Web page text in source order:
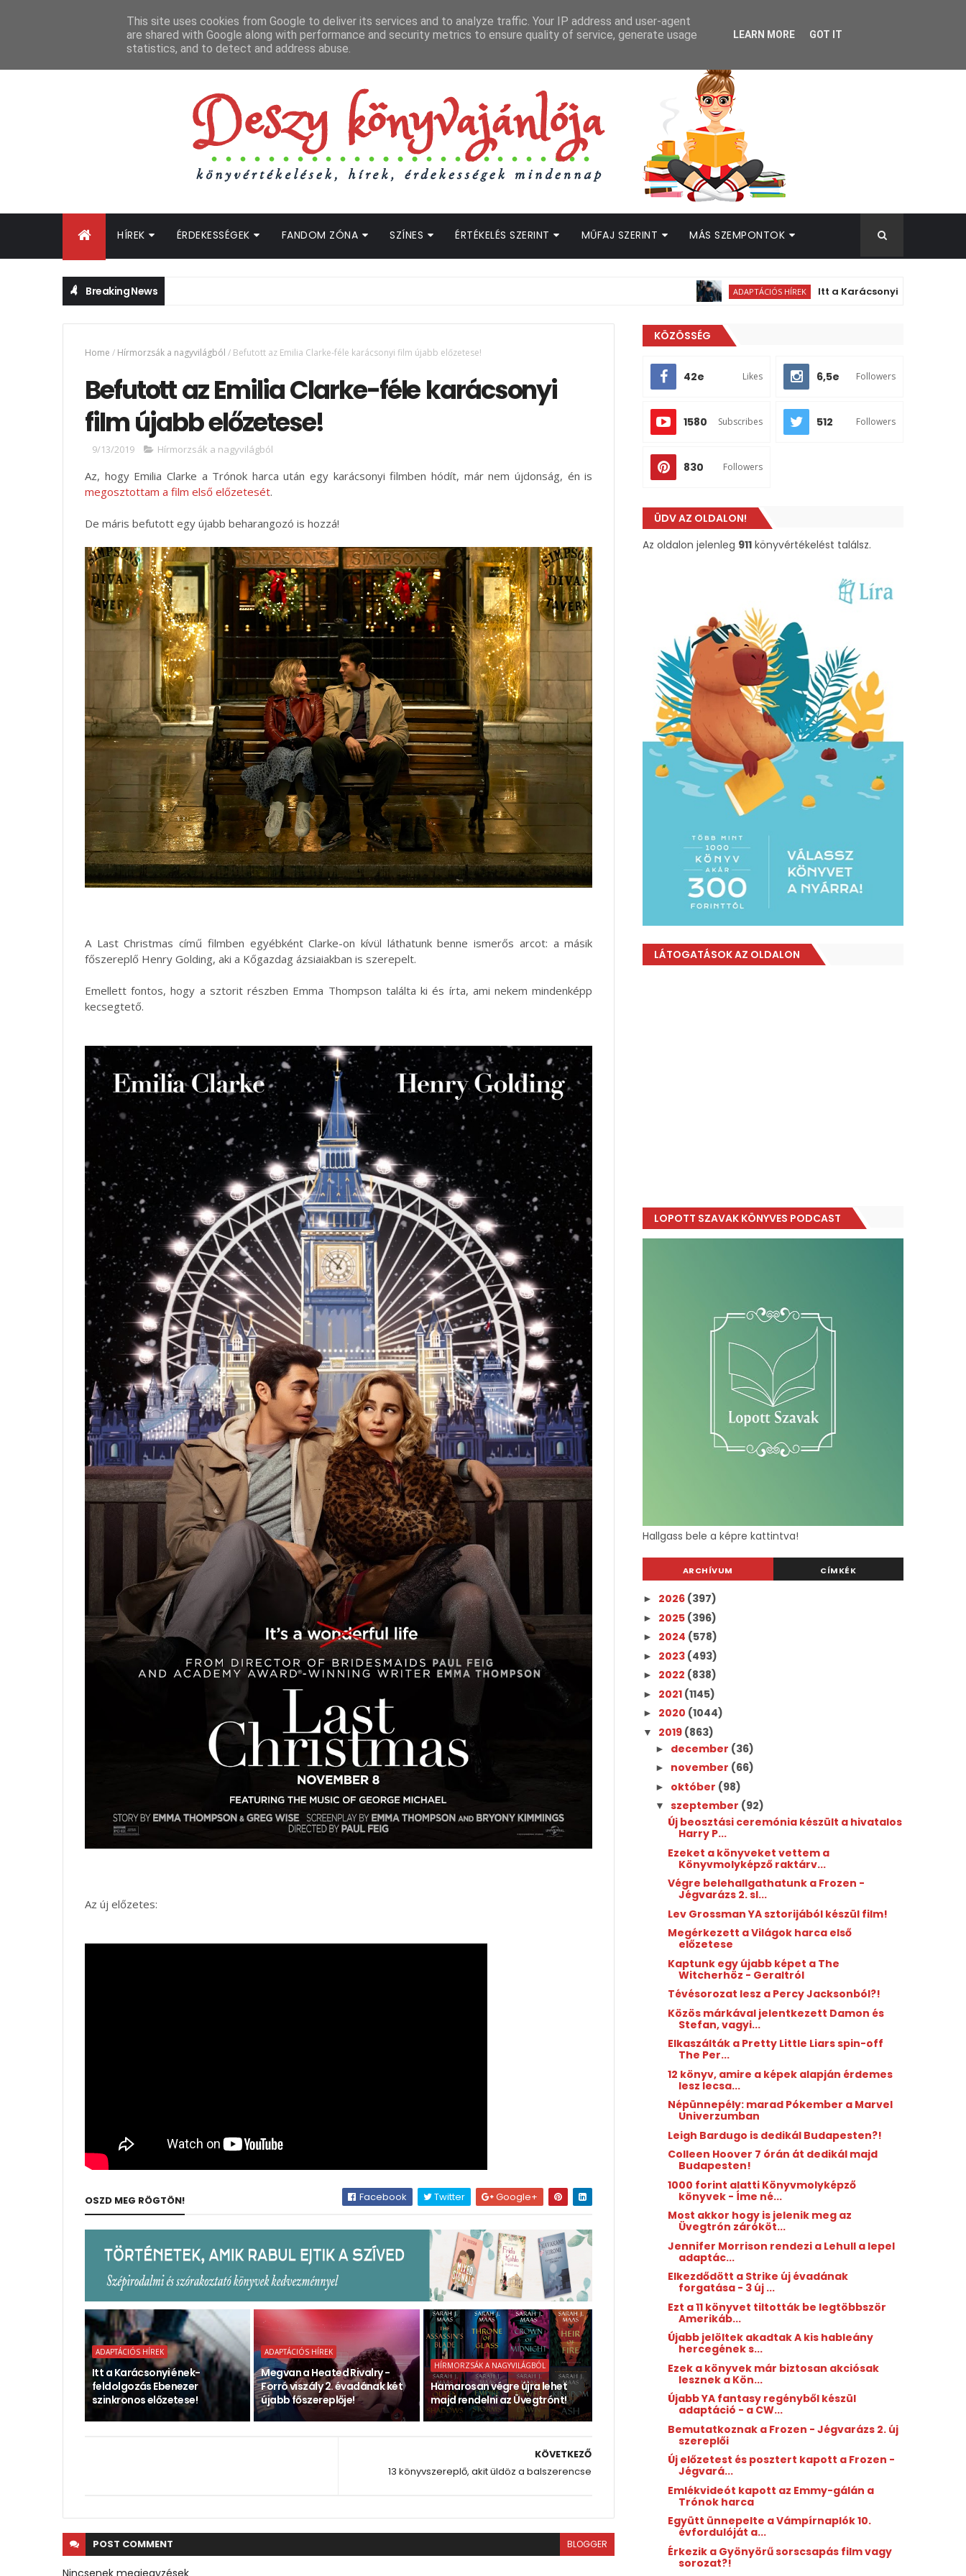
HÍREK ÉRDEKESSÉGEK FANDOM ZÓNA SZÍNES ÉRTÉKELÉS SZERINT MŰFAJ SZERINT MÁS SZEMPONTOK
Breaking News ADAPTÁCIÓS HÍREK Itt a Karácsonyi ének-feldolgozás
Home / Hírmorzsák a nagyvilágból / Befutott az Emilia Clarke-féle karácsonyi film újabb előzetese!
Befutott az Emilia Clarke-féle karácsonyi
film újabb előzetese!
9/13/2019 Hírmorzsák a nagyvilágból
Az, hogy Emilia Clarke a Trónok harca után egy karácsonyi filmben hódít, már nem újdonság, én is
megosztottam a film első előzetesét.
De máris befutott egy újabb beharangozó is hozzá!
A Last Christmas című filmben egyébként Clarke-on kívül láthatunk benne ismerős arcot: a másik
főszereplő Henry Golding, aki a Kőgazdag ázsiaiakban is szerepelt.
Emellett fontos, hogy a sztorit részben Emma Thompson találta ki és írta, ami nekem mindenképp
kecsegtető.
Az új előzetes:
OSZD MEG RÖGTÖN! Facebook Twitter Google+
ADAPTÁCIÓS HÍREK
Itt a Karácsonyi ének-
feldolgozás Ebenezer
szinkronos előzetese!
ADAPTÁCIÓS HÍREK
Megvan a Heated Rivalry -
Forró viszály 2. évadának két
újabb főszereplője!
HÍRMORZSÁK A NAGYVILÁGBÓL
Hamarosan végre újra lehet
majd rendelni az Üvegtrónt!
KÖVETKEZŐ
13 könyvszereplő, akit üldöz a balszerencse
POST COMMENT BLOGGER
KÖZÖSSÉG
42e Likes 6,5e Followers
1580 Subscribes 512 Followers
830 Followers
ÜDV AZ OLDALON!
Az oldalon jelenleg 911 könyvértékelést találsz.
LÁTOGATÁSOK AZ OLDALON
LOPOTT SZAVAK KÖNYVES PODCAST
Hallgass bele a képre kattintva!
ARCHÍVUM CÍMKÉK
► 2026 (397)
► 2025 (396)
► 2024 (578)
► 2023 (493)
► 2022 (838)
► 2021 (1145)
► 2020 (1044)
▼ 2019 (863)
► december (36)
► november (66)
► október (98)
▼szeptember (92)
Új beosztási ceremónia készült a hivatalos
Harry P...
Ezeket a könyveket vettem a
Könyvmolyképző raktárv...
Végre belehallgathatunk a Frozen -
Jégvarázs 2. sl...
Lev Grossman YA sztorijából készül film!
Megérkezett a Világok harca első
előzetese
Kaptunk egy újabb képet a The
Witcherhöz - Geraltról
Tévésorozat lesz a Percy Jacksonból?!
Közös márkával jelentkezett Damon és
Stefan, vagyi...
Elkaszálták a Pretty Little Liars spin-off
The Per...
12 könyv, amire a képek alapján érdemes
lesz lecsa...
Népünnepély: marad Pókember a Marvel
Univerzumban
Leigh Bardugo is dedikál Budapesten?!
Colleen Hoover 7 órán át dedikál majd
Budapesten!
1000 forint alatti Könyvmolyképző
könyvek - Íme né...
Most akkor hogy is jelenik meg az
Üvegtrón záróköt...
Jennifer Morrison rendezi a Lehull a lepel
adaptác...
Elkezdődött a Strike új évadának
forgatása - 3 új ...
Ezt a 11 könyvet tiltották be legtöbbször
Amerikáb...
Újabb jelöltek akadtak A kis hableány
hercegének s...
Ezek a könyvek már biztosan akciósak
lesznek a Kön...
Újabb YA fantasy regényből készül
adaptáció - a CW...
Bemutatkoznak a Frozen - Jégvarázs 2. új
szereplői
Új előzetest és posztert kapott a Frozen -
Jégvará...
Emlékvideót kapott az Emmy-gálán a
Trónok harca
Együtt ünnepelte a Vámpírnaplók 10.
évfordulóját a...
Érkezik a Gyönyörű sorscsapás film vagy
sorozat?!
This site uses cookies from Google to deliver its services and to analyze traffic. Your IP address and user-agent
are shared with Google along with performance and security metrics to ensure quality of service, generate usage
statistics, and to detect and address abuse.
LEARN MORE GOT IT